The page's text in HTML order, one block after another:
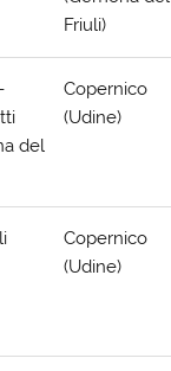
Friuli)
del
Copernico
(Udine)
Copernico
(Udine)